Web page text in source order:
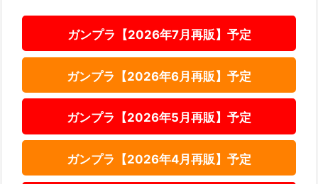
ガンプラ【2026年7月再販】予定
ガンプラ【2026年6月再販】予定
ガンプラ【2026年5月再販】予定
ガンプラ【2026年4月再販】予定